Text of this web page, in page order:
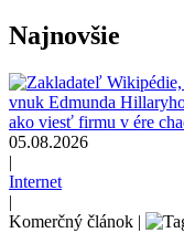
Najnovšie
05.08.2026
|
Internet
|
Komerčný článok |